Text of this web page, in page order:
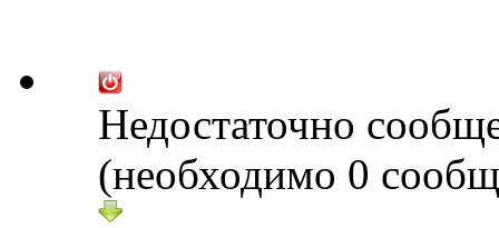
Недостаточно
(необходимо 0